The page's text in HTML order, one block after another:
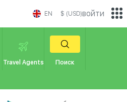
EN $ (USD)
Travel Agents Поиск
войти